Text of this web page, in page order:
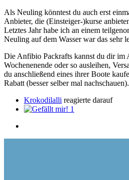
Als Neuling könntest du auch erst
Anbieter, die (Einsteiger-)kurse
Letztes Jahr habe ich an einem
Neuling auf dem Wasser war das sehr
Die Anfibio Packrafts kannst du dir im
Wochenenende oder so ausleihen,
du anschließend eines ihrer Boote
Rabatt (besser selber mal nachschauen).
Krokodilalli reagierte darauf
1